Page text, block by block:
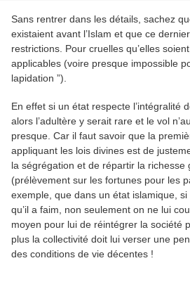
Sans rentrer dans les détails, sachez
existaient avant l’Islam et que ce
restrictions. Pour cruelles qu’elles
applicables (voire presque impossible
lapidation ”).
En effet si un état respecte l’intégralité
alors l’adultère y serait rare et le vol
presque. Car il faut savoir que la
appliquant les lois divines est de
la ségrégation et de répartir la richesse
(prélèvement sur les fortunes pour les
exemple, que dans un état islamique,
qu’il a faim, non seulement on ne lui
moyen pour lui de réintégrer la société
plus la collectivité doit lui verser une
des conditions de vie décentes !